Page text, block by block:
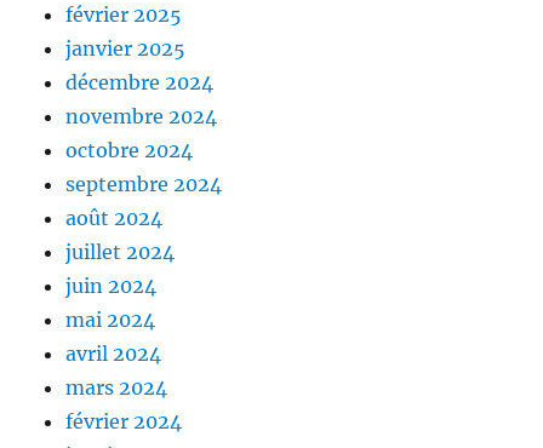
février 2025
janvier 2025
décembre 2024
novembre 2024
octobre 2024
septembre 2024
août 2024
juillet 2024
juin 2024
mai 2024
avril 2024
mars 2024
février 2024